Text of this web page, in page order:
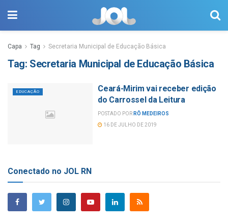
Capa Tag Secretaria Municipal de Educação Básica
Tag: Secretaria Municipal de Educação Básica
EDUCAÇÃO
Ceará-Mirim vai receber edição
do Carrossel da Leitura
POSTADO POR RÔ MEDEIROS
16 DE JULHO DE 2019
Conectado no JOL RN